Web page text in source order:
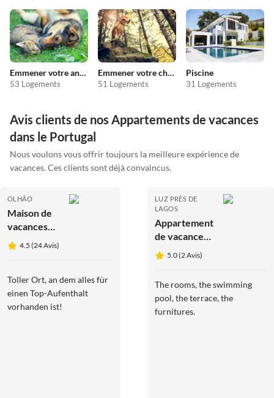
Emmener votre animal en vacances
53 Logements
Emmener votre chien en vacances
51 Logements
Piscine
31 Logements
Avis clients de nos Appartements de vacances
dans le Portugal
Nous voulons vous offrir toujours la meilleure expérience de
vacances. Ces clients sont déjà convaincus.
OLHÃO
Maison de
vacances
Escapade
paisible en
4.5 (24 Avis)
Toller Ort, an dem alles für
einen Top-Aufenthalt
vorhanden ist!
LUZ PRÈS DE
LAGOS
Appartement
de vacances
Appartement
Vivenda
5.0 (2 Avis)
The rooms, the swimming
pool, the terrace, the
furnitures.